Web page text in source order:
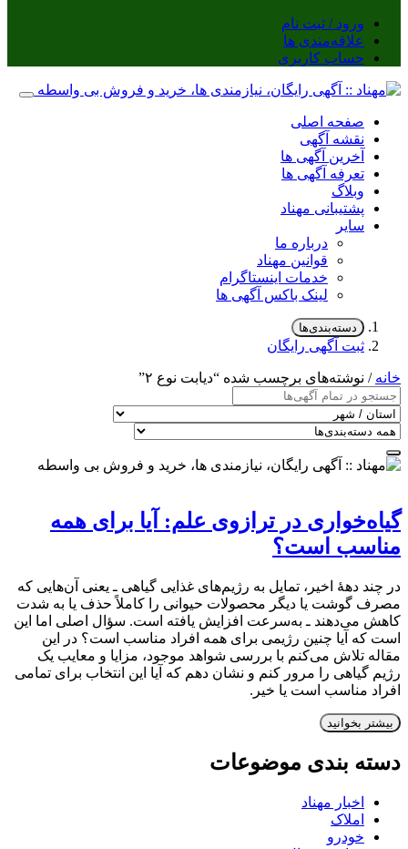
ورود / ثبت نام
علاقه‌مندی ها
حساب کاربری
صفحه اصلی
نقشه آگهی
آخرین آگهی ها
تعرفه آگهی ها
وبلاگ
پشتیبانی مهناد
سایر
درباره ما
قوانین مهناد
خدمات اینستاگرام
لینک باکس آگهی ها
دسته‌بندی‌ها
ثبت آگهی رایگان
خانه / نوشته‌های برچسب شده “دیابت نوع ۲”
گیاه‌خواری در ترازوی علم: آیا برای همه
مناسب است؟
در چند دههٔ اخیر، تمایل به رژیم‌های غذایی گیاهی ـ یعنی آن‌هایی که
مصرف گوشت یا دیگر محصولات حیوانی را کاملاً حذف یا به شدت
کاهش می‌دهند ـ به‌سرعت افزایش یافته است. سؤال اصلی اما این
است که آیا چنین رژیمی برای همه افراد مناسب است؟ در این
مقاله تلاش می‌کنم با بررسی شواهد موجود، مزایا و معایب یک
رژیم گیاهی را مرور کنم و نشان دهم که آیا این انتخاب برای تمامی
افراد مناسب است یا خیر.
بیشتر بخوانید
دسته بندی موضوعات
اخبار مهناد
املاک
خودرو